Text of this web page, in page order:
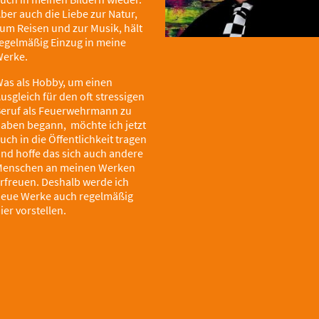
auch die Liebe zur Natur,
Reisen und zur Musik, hält
Einzug in meine
als Hobby, um einen
für den oft stressigen
als Feuerwehrmann zu
begann, möchte ich jetzt
in die Öffentlichkeit tragen
hoffe das sich auch andere
an meinen Werken
Deshalb werde ich
Werke auch regelmäßig
vorstellen.